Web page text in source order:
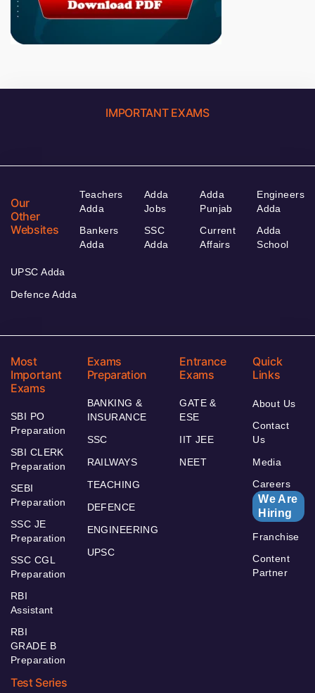
IMPORTANT EXAMS
Our
Other
Websites
Teachers
Adda
Bankers
Adda
Adda
Jobs
SSC
Adda
Adda
Punjab
Current
Affairs
Engineers
Adda
Adda
School
UPSC Adda
Defence Adda
Most
Important
Exams
SBI PO
Preparation
SBI CLERK
Preparation
SEBI
Preparation
SSC JE
Preparation
SSC CGL
Preparation
RBI
Assistant
RBI
GRADE B
Preparation
Exams
Preparation
BANKING &
INSURANCE
SSC
RAILWAYS
TEACHING
DEFENCE
ENGINEERING
UPSC
Entrance
Exams
GATE &
ESE
IIT JEE
NEET
Quick
Links
About Us
Contact
Us
Media
Careers
We Are
Hiring
Franchise
Content
Partner
Test Series